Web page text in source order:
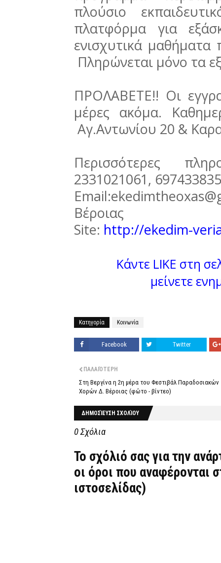
πλούσιο
πλατφόρμα για
ενισχυτικά
Πληρώνεται μόνο τα
ΠΡΟΛΑΒΕΤΕ!! Οι
μέρες ακόμα.
Αγ.Αντωνίου 20 &
Περισσότερες
2331021061,
Βέροιας
Site: http://ekedim-
Κάντε LIKE στη
μείνετε
Κατηγορία Κοινωνία
Facebook Twitter
ΠΑΛΑΙΌΤΕΡΗ
Στη Βεργίνα η 2η μέρα του Φεστιβάλ Παραδοσιακών
Χορών Δ. Βέροιας (φώτο - βίντεο)
ΔΗΜΟΣΊΕΥΣΗ ΣΧΟΛΊΟΥ
0 Σχόλια
Το σχόλιό σας για την
οι όροι που αναφέρονται
ιστοσελίδας)